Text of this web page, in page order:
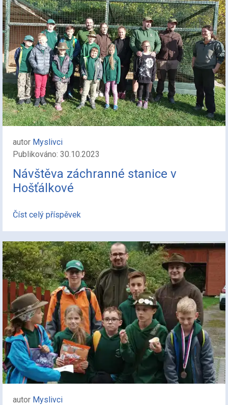
autor Myslivci
Publikováno: 30.10.2023
Návštěva záchranné stanice v
Hošťálkové
Číst celý příspěvek
autor Myslivci